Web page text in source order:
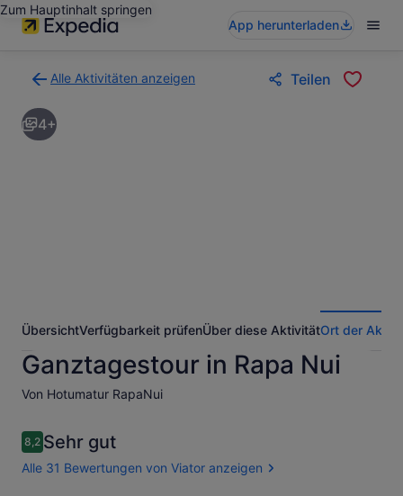
Zum Hauptinhalt springen
App herunterladen
Alle Aktivitäten anzeigen
zur
Ergebnisseite
für
Teilen
4+
ÜbersichtVerfügbarkeit prüfenÜber diese AktivitätOrt der
Ganztagestour in Rapa Nui
Von Hotumatur RapaNui
Bewertungen
8,28,2 von 10.
Sehr gut
Alle 31 Bewertungen von Viator anzeigen